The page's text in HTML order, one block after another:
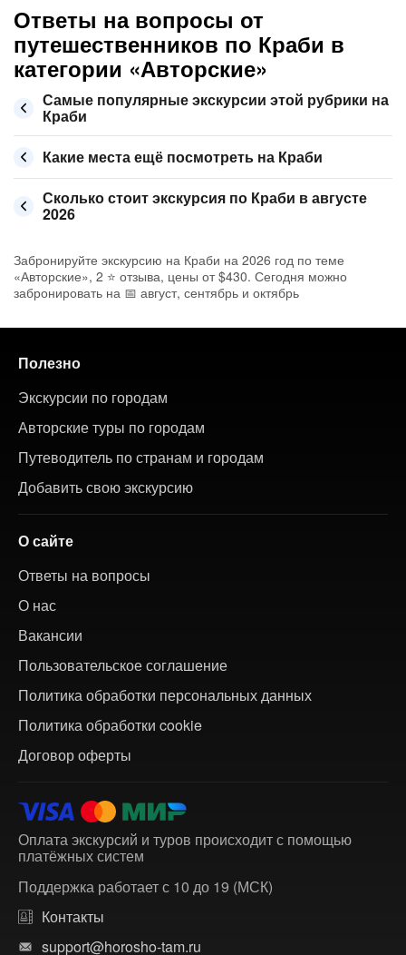
Ответы на вопросы от
путешественников по Краби в
категории «Авторские»
Самые популярные экскурсии этой рубрики на
Краби
Какие места ещё посмотреть на Краби
Сколько стоит экскурсия по Краби в августе
2026
Забронируйте экскурсию на Краби на 2026 год по теме
«Авторские», 2 ⭐ отзыва, цены от $430. Сегодня можно
забронировать на 📅 август, сентябрь и октябрь
Полезно
Экскурсии по городам
Авторские туры по городам
Путеводитель по странам и городам
Добавить свою экскурсию
О сайте
Ответы на вопросы
О нас
Вакансии
Пользовательское соглашение
Политика обработки персональных данных
Политика обработки cookie
Договор оферты
Оплата экскурсий и туров происходит с помощью
платёжных систем
Поддержка работает с 10 до 19 (МСК)
Контакты
support@horosho-tam.ru